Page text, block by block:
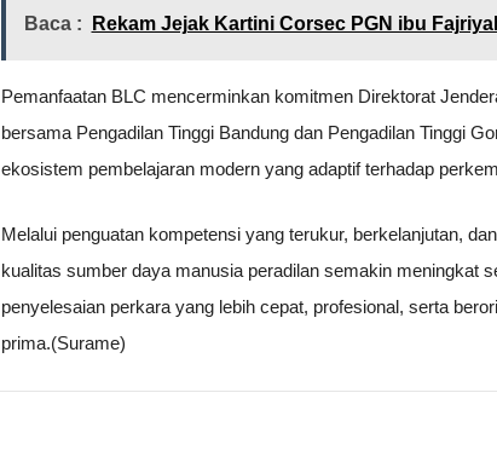
Baca : Rekam Jejak Kartini Corsec PGN ibu
Pemanfaatan BLC mencerminkan komitmen Direktorat
bersama Pengadilan Tinggi Bandung dan Pengadilan Tinggi
ekosistem pembelajaran modern yang adaptif terhadap
Melalui penguatan kompetensi yang terukur, berkelanjutan,
kualitas sumber daya manusia peradilan semakin meningkat
penyelesaian perkara yang lebih cepat, profesional, serta
prima.(Surame)